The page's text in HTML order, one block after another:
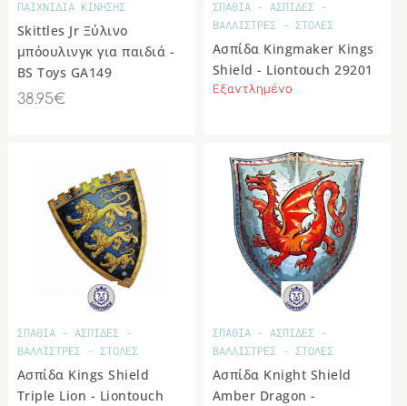
ΠΑΙΧΝΙΔΙΑ ΚΙΝΗΣΗΣ
Skittles Jr Ξύλινο
μπόουλινγκ για παιδιά -
BS Toys GA149
38.95€
ΣΠΑΘΙΑ - ΑΣΠΙΔΕΣ -
ΒΑΛΛΙΣΤΡΕΣ - ΣΤΟΛΕΣ
Ασπίδα Kingmaker Kings
Shield - Liontouch 29201
Εξαντλημένο
ΣΠΑΘΙΑ - ΑΣΠΙΔΕΣ -
ΒΑΛΛΙΣΤΡΕΣ - ΣΤΟΛΕΣ
Ασπίδα Kings Shield
Triple Lion - Liontouch
ΣΠΑΘΙΑ - ΑΣΠΙΔΕΣ -
ΒΑΛΛΙΣΤΡΕΣ - ΣΤΟΛΕΣ
Ασπίδα Knight Shield
Amber Dragon -